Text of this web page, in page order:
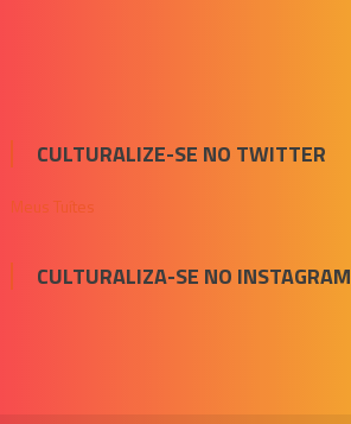
CULTURALIZE-SE NO TWITTER
Meus Tuítes
CULTURALIZA-SE NO INSTAGRAM